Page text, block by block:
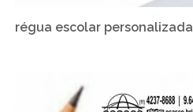
régua escolar personalizada